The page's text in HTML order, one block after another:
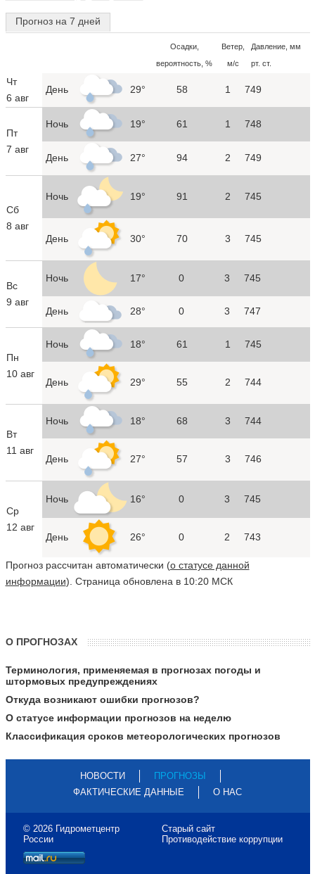
Прогноз на 7 дней
Осадки,
вероятность, %
Ветер,
м/с
Давление, мм
рт. ст.
Чт
6 авг
День 29° 58 1 749
Пт
7 авг
Ночь 19° 61 1 748
День 27° 94 2 749
Сб
8 авг
Ночь 19° 91 2 745
День 30° 70 3 745
Вс
9 авг
Ночь 17° 0 3 745
День 28° 0 3 747
Пн
10 авг
Ночь 18° 61 1 745
День 29° 55 2 744
Вт
11 авг
Ночь 18° 68 3 744
День 27° 57 3 746
Ср
12 авг
Ночь 16° 0 3 745
День 26° 0 2 743
Прогноз рассчитан автоматически (о статусе данной
информации). Страница обновлена в 10:20 МСК
О ПРОГНОЗАХ
Терминология, применяемая в прогнозах погоды и
штормовых предупреждениях
Откуда возникают ошибки прогнозов?
О статусе информации прогнозов на неделю
Классификация сроков метеорологических прогнозов
НОВОСТИ
ПРОГНОЗЫ
ФАКТИЧЕСКИЕ ДАННЫЕ
О НАС
© 2026 Гидрометцентр
России
Старый сайт
Противодействие коррупции